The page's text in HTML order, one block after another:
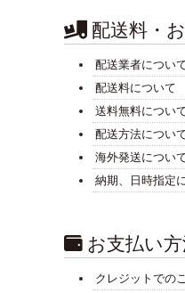
配送料・
配送業者につい
配送料について
送料無料につい
配送方法につい
海外発送につい
納期、日時指定
お支払い
クレジットでの